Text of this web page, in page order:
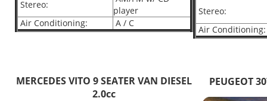
Stereo:
player
Air Conditioning:
A / C
Stereo:
Air Conditioning:
MERCEDES VITO 9 SEATER VAN DIESEL
2.0cc
PEUGEOT